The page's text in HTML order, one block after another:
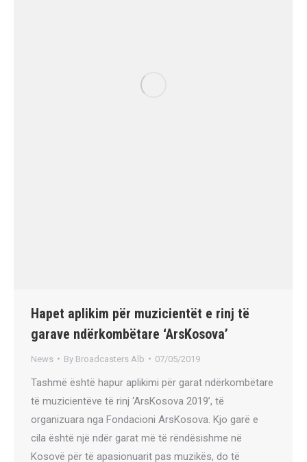
Hapet aplikim për muzicientët e rinj të
garave ndërkombëtare ‘ArsKosova’
News By Broadcasters Alb 07/05/2019
Tashmë është hapur aplikimi për garat ndërkombëtare
të muzicientëve të rinj ‘ArsKosova 2019’, të
organizuara nga Fondacioni ArsKosova. Kjo garë e
cila është një ndër garat më të rëndësishme në
Kosovë për të apasionuarit pas muzikës, do të